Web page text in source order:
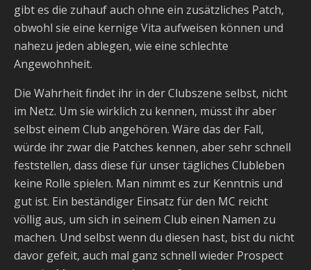
gibt es die zuhauf auch ohne ein zusätzliches Patch,
obwohl sie eine kernige Vita aufweisen können und
nahezu jeden ablegen, wie eine schlechte
Angewohnheit.
Die Wahrheit findet ihr in der Clubszene selbst, nicht
im Netz. Um sie wirklich zu kennen, müsst ihr aber
selbst einem Club angehören. Wäre das der Fall,
würde ihr zwar die Patches kennen, aber sehr schnell
feststellen, dass diese für unser tägliches Clubleben
keine Rolle spielen. Man nimmt es zur Kenntnis und
gut ist. Ein beständiger Einsatz für den MC reicht
völlig aus, um sich in seinem Club einen Namen zu
machen. Und selbst wenn du diesen hast, bist du nicht
davor gefeit, auch mal ganz schnell wieder Prospect